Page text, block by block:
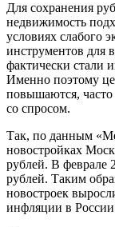
Для сохранения
недвижимость
условиях слабого
инструментов для
фактически стали
Именно поэтому
повышаются,
со спросом.
Так, по данным
новостройках
рублей. В феврале
рублей. Таким
новостроек
инфляции в